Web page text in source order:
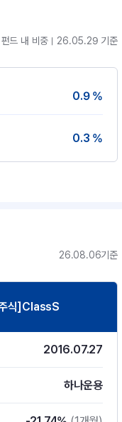
펀드 내 비중 26.05.29 기준
0.9 %
0.3 %
26.08.06기준
식]ClassS
2016.07.27
하나운용